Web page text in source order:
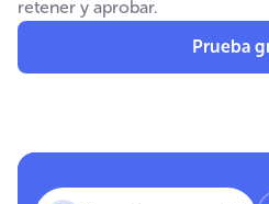
retener y aprobar.
Prueba